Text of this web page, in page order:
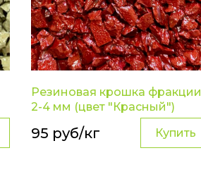
Резиновая крошка фракции
2-4 мм (цвет "Красный")
95 руб/кг Купить